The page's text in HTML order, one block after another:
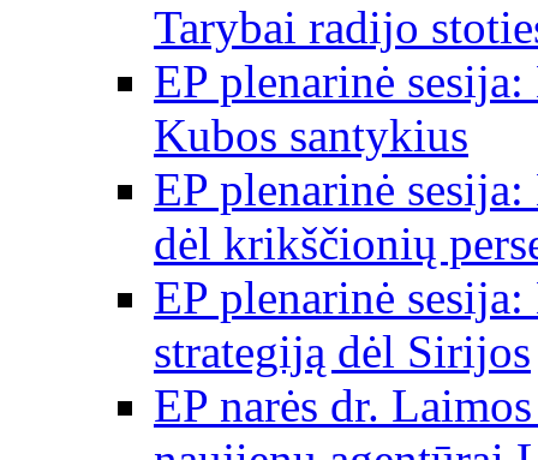
Tarybai radijo
EP plenarinė
Kubos santykius
EP plenarinė
dėl krikščionių
EP plenarinė
strategiją dėl Sirijos
EP narės dr.